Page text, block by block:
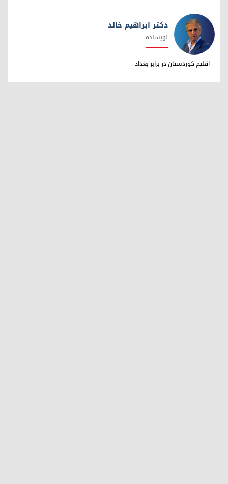
دکتر ابراهیم خالد
دکتر ابراهیم خالد
نویسنده
اقلیم کوردستان در برابر بغداد